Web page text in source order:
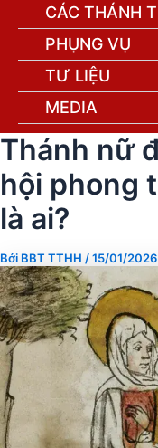
CÁC THÁNH
PHỤNG VỤ
TƯ LIỆU
MEDIA
Thánh nữ
hội phong
là ai?
BởiBBT TTHH /15/01/2026